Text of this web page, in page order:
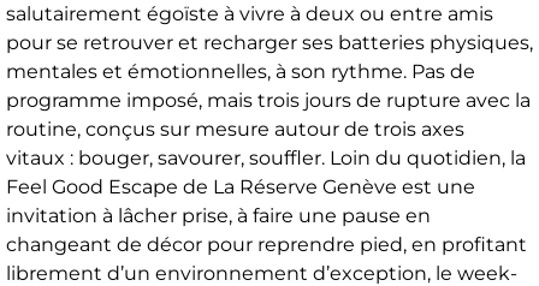
salutairement égoïste à vivre à deux ou entre amis
pour se retrouver et recharger ses batteries physiques,
mentales et émotionnelles, à son rythme. Pas de
programme imposé, mais trois jours de rupture avec la
routine, conçus sur mesure autour de trois axes
vitaux : bouger, savourer, souffler. Loin du quotidien, la
Feel Good Escape de La Réserve Genève est une
invitation à lâcher prise, à faire une pause en
changeant de décor pour reprendre pied, en profitant
librement d’un environnement d’exception, le week-